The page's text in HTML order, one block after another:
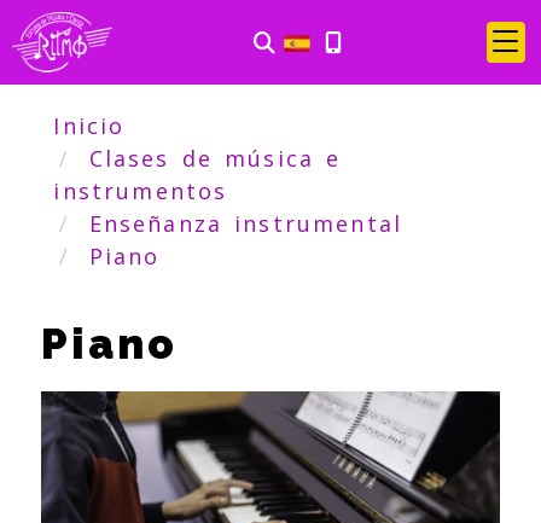
Inicio
Clases de música e
instrumentos
Enseñanza instrumental
Piano
Piano